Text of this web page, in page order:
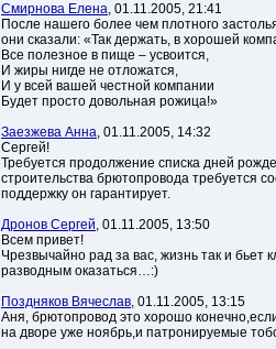
Смирнова Елена, 01.11.2005, 21:41
После нашего более чем плотного
они сказали: «Так держать, в хорошей
Все полезное в пище – усвоится,
И жиры нигде не отложатся,
И у всей вашей честной компании
Будет просто довольная рожица!»
Заезжева Анна, 01.11.2005, 14:32
Сергей!
Требуется продолжение списка дней
строительства брютопровода требуется
поддержку он гарантирует.
Дронов Сергей, 01.11.2005, 13:50
Всем привет!
Чрезвычайно рад за вас, жизнь так и бьет
разводным оказаться…:)
Поздняков Вячеслав, 01.11.2005, 13:15
Аня, брютопровод это хорошо
на дворе уже ноябрь,и патронируемые